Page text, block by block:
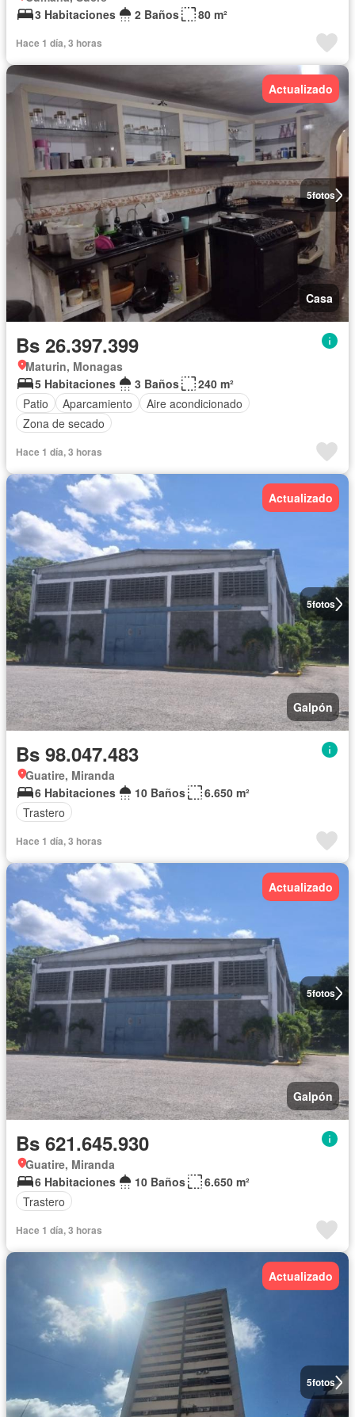
3 Habitaciones
2 Baños 80 m²
Hace 1 día, 3 horas
5fotos
Actualizado
Casa
Bs 26.397.399
Maturin, Monagas
5 Habitaciones
3 Baños
240 m²
Patio
Aparcamiento
Aire acondicionado
Zona de secado
Hace 1 día, 3 horas
5fotos
Actualizado
Galpón
Bs 98.047.483
Guatire, Miranda
6 Habitaciones
10 Baños
6.650 m²
Trastero
Hace 1 día, 3 horas
5fotos
Actualizado
Galpón
Bs 621.645.930
Guatire, Miranda
6 Habitaciones
10 Baños
6.650 m²
Trastero
Hace 1 día, 3 horas
5fotos
Actualizado